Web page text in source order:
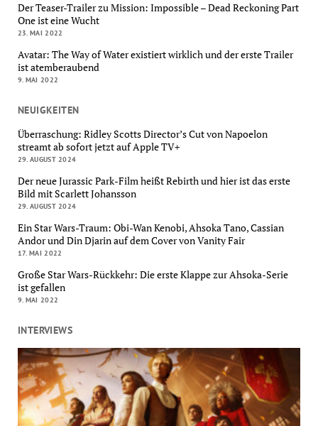
Der Teaser-Trailer zu Mission: Impossible – Dead Reckoning Part
One ist eine Wucht
23. MAI 2022
Avatar: The Way of Water existiert wirklich und der erste Trailer
ist atemberaubend
9. MAI 2022
NEUIGKEITEN
Überraschung: Ridley Scotts Director’s Cut von Napoelon
streamt ab sofort jetzt auf Apple TV+
29. AUGUST 2024
Der neue Jurassic Park-Film heißt Rebirth und hier ist das erste
Bild mit Scarlett Johansson
29. AUGUST 2024
Ein Star Wars-Traum: Obi-Wan Kenobi, Ahsoka Tano, Cassian
Andor und Din Djarin auf dem Cover von Vanity Fair
17. MAI 2022
Große Star Wars-Rückkehr: Die erste Klappe zur Ahsoka-Serie
ist gefallen
9. MAI 2022
INTERVIEWS